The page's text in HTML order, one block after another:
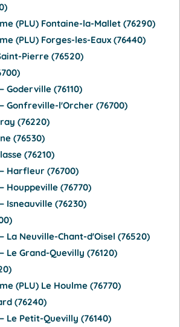
(PLU) Fontaine-la-Mallet (76290)
(PLU) Forges-les-Eaux (76440)
Pierre (76520)
(76110)
Gonfreville-l'Orcher (76700)
(76220)
(76530)
(76210)
Harfleur (76700)
Houppeville (76770)
Isneauville (76230)
La Neuville-Chant-d'Oisel (76520)
Grand-Quevilly (76120)
(PLU) Le Houlme (76770)
(76240)
Le Petit-Quevilly (76140)